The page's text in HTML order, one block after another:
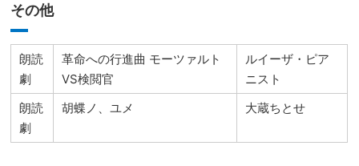
その他
朗読
劇
革命への行進曲 モーツァルト
VS検閲官
ルイーザ・ピア
ニスト
朗読
劇
胡蝶ノ、ユメ 大蔵ちとせ